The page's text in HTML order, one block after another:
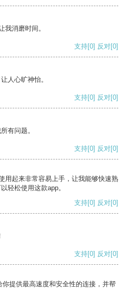
我消磨时间。
支持[0] 反对[0]
人心旷神怡。
支持[0] 反对[0]
有问题。
支持[0] 反对[0]
用起来非常容易上手，让我能够快速熟
轻松使用这款app。
支持[0] 反对[0]
支持[0] 反对[0]
提供最高速度和安全性的连接，并帮